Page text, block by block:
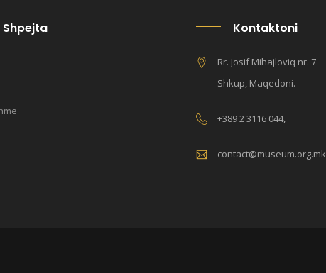
Shpejta Kontaktoni
Rr. Josif Mihajloviq nr. 7
Shkup, Maqedoni.
+389 2 3116 044,
contact@museum.org.mk